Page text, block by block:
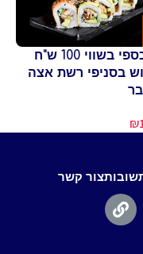
זיכוי כספי בשווי 100 ש"ח
בסניפי רשת אצה
₪
צור קשר